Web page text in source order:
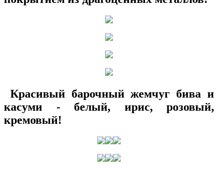
Красивый барочный жемчуг бива и
касуми - белый, ирис, розовый,
кремовый!